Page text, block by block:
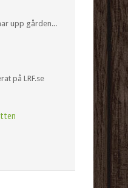
upp gården...
på LRF.se